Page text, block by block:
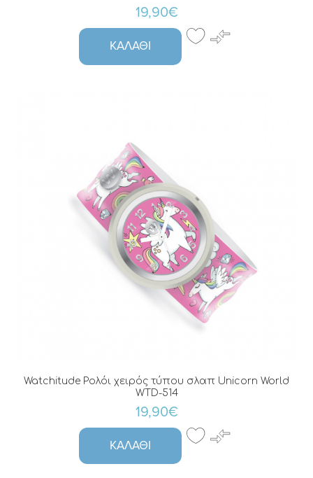
19,90€
ΚΑΛΆΘΙ
Watchitude Ρολόι χειρός τύπου σλαπ Unicorn World
WTD-514
19,90€
ΚΑΛΆΘΙ